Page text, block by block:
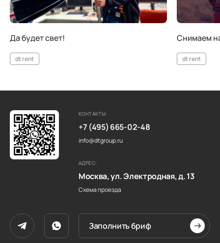
Да будет свет!
dt rent
Снимаем
dt rent
КОНТАКТЫ:
+7 (495) 665-02-48
info@dtgroup.ru
АДРЕС:
Москва, ул. Электродная, д. 13
Схема проезда
Заполнить бриф